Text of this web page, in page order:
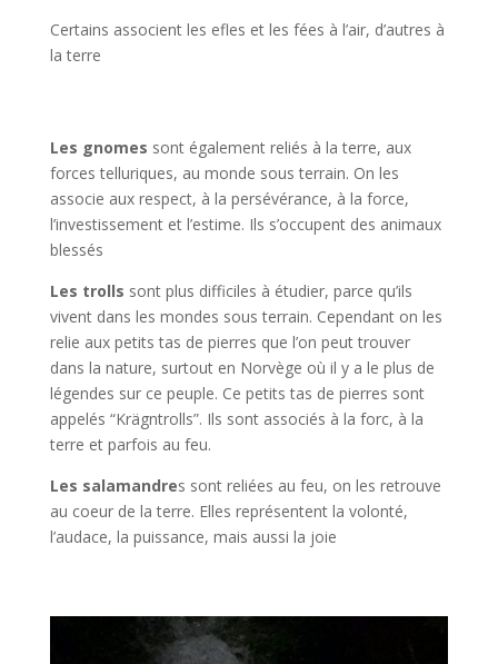
Certains associent les efles et les fées à l’air, d’autres à
la terre
Les gnomes sont également reliés à la terre, aux
forces telluriques, au monde sous terrain. On les
associe aux respect, à la persévérance, à la force,
l’investissement et l’estime. Ils s’occupent des animaux
blessés
Les trolls sont plus difficiles à étudier, parce qu’ils
vivent dans les mondes sous terrain. Cependant on les
relie aux petits tas de pierres que l’on peut trouver
dans la nature, surtout en Norvège où il y a le plus de
légendes sur ce peuple. Ce petits tas de pierres sont
appelés “Krägntrolls”. Ils sont associés à la forc, à la
terre et parfois au feu.
Les salamandres sont reliées au feu, on les retrouve
au coeur de la terre. Elles représentent la volonté,
l’audace, la puissance, mais aussi la joie